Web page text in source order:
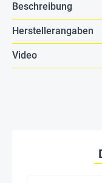
Beschreibung
Herstellerangaben
Video